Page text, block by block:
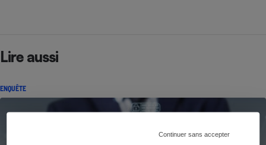
Continuer sans accepter
Lire aussi
ENQUÊTE